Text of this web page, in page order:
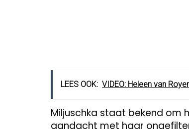
LEES OOK: VIDEO: Heleen van
Miljuschka staat bekend om
aandacht met haar